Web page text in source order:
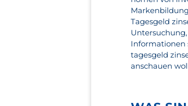
Tagesgeld
Informationen
tagesgeld
anschauen